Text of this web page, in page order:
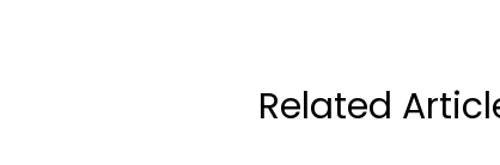
Related